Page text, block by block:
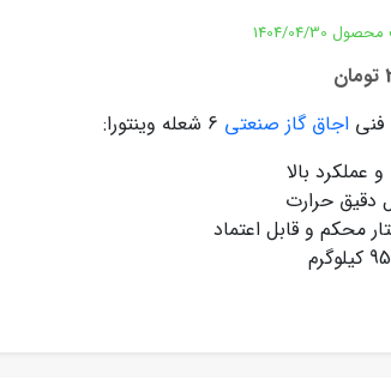
محصول 1404/04/30
اجاق گاز صنعتی
عملکرد بالا
دقیق حرارت
محکم و قابل اعتماد